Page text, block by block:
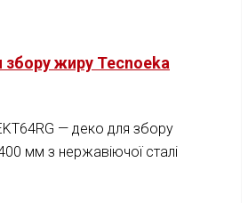
жиру Tecnoeka
— деко для збору
мм з нержавіючої сталі